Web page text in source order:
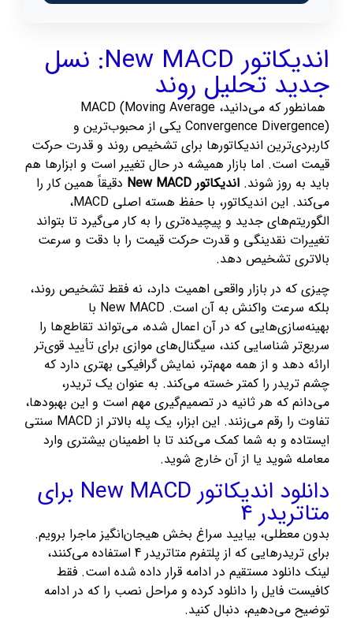
اندیکاتور New MACD: نسل
جدید تحلیل روند
همانطور که می‌دانید، MACD (Moving Average
Convergence Divergence) یکی از محبوب‌ترین و
کاربردی‌ترین اندیکاتورها برای تشخیص روند و قدرت حرکت
قیمت است. اما بازار همیشه در حال تغییر است و ابزارها هم
باید به روز شوند. اندیکاتور New MACD
دقیقاً همین کار را
می‌کند. این اندیکاتور، با حفظ هسته اصلی MACD،
الگوریتم‌های جدید و پیچیده‌تری را به کار می‌گیرد تا بتواند
تغییرات نقدینگی و قدرت حرکت قیمت را با دقت و سرعت
بالاتری تشخیص دهد.
چیزی که در بازار واقعی اهمیت دارد، نه فقط تشخیص روند،
بلکه سرعت واکنش به آن است. New MACD با
بهینه‌سازی‌هایی که در آن اعمال شده، می‌تواند تقاطع‌ها را
سریع‌تر شناسایی کند، سیگنال‌های موازی برای تأیید قوی‌تر
ارائه دهد و از همه مهم‌تر، نمایش گرافیکی بهتری دارد که
چشم تریدر را کمتر خسته می‌کند. به عنوان یک تریدر،
می‌دانم که هر ثانیه در تصمیم‌گیری مهم است و این بهبودها،
تفاوت را رقم می‌زنند. این ابزار، یک پله بالاتر از MACD سنتی
ایستاده و به شما کمک می‌کند تا با اطمینان بیشتری وارد
معامله شوید یا از آن خارج شوید.
دانلود اندیکاتور New MACD برای
متاتریدر 4
بدون معطلی، بیایید سراغ بخش هیجان‌انگیز ماجرا برویم.
برای تریدرهایی که از پلتفرم متاتریدر 4 استفاده می‌کنند،
لینک دانلود مستقیم در ادامه قرار داده شده است. فقط
کافیست فایل را دانلود کرده و مراحل نصب را که در ادامه
توضیح می‌دهیم، دنبال کنید.